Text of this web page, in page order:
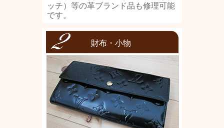
ッチ）等の革ブランド品も修理可能
です。
財布・小物